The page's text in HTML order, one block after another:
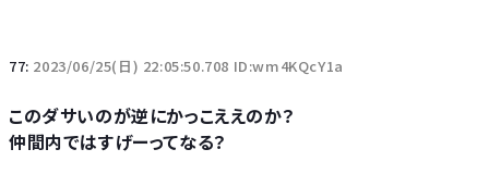
77: 2023/06/25(日) 22:05:50.708 ID:wm4KQcY1a
このダサいのが逆にかっこええのか？
仲間内ではすげーってなる？